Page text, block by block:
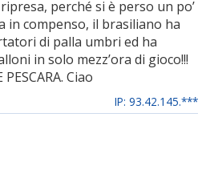
perché si è perso un po’
in compenso, il brasiliano ha
di palla umbri ed ha
in solo mezz’ora di gioco!!!
Ciao
IP: 93.42.145.***